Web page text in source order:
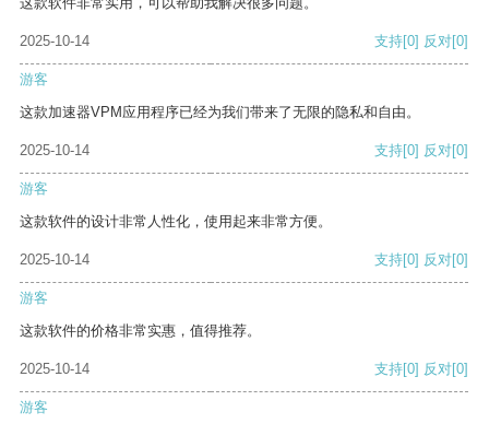
2025-10-14 支持[0] 反对[0]
游客
这款加速器VPM应用程序已经为我们带来了无限的隐私和自由。
2025-10-14 支持[0] 反对[0]
游客
这款软件的设计非常人性化，使用起来非常方便。
2025-10-14 支持[0] 反对[0]
游客
这款软件的价格非常实惠，值得推荐。
2025-10-14 支持[0] 反对[0]
游客